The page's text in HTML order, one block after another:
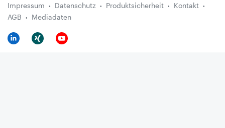
Impressum
Datenschutz Produktsicherheit
Kontakt
AGB
Mediadaten